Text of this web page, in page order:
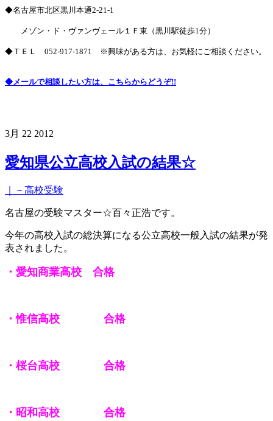
◆名古屋市北区黒川本通2-21-1
メゾン・ド・ヴァンヴェール１Ｆ東（黒川駅徒歩1分）
◆ＴＥＬ 052-917-1871 ※興味がある方は、お気軽にご相談ください。
◆メールで相談したい方は、こちらからどうぞ!!
3月 22 2012
愛知県公立高校入試の結果☆
｜－高校受験
名古屋の受験マスター☆百々正浩です。
今年の高校入試の総決算になる公立高校一般入試の結果が発
表されました。
・愛知商業高校 合格
・惟信高校 合格
・桜台高校 合格
・昭和高校 合格